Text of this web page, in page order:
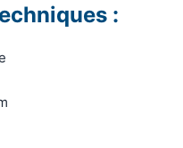
: